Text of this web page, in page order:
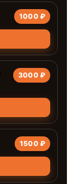
1000 ₽
3000 ₽
1500 ₽